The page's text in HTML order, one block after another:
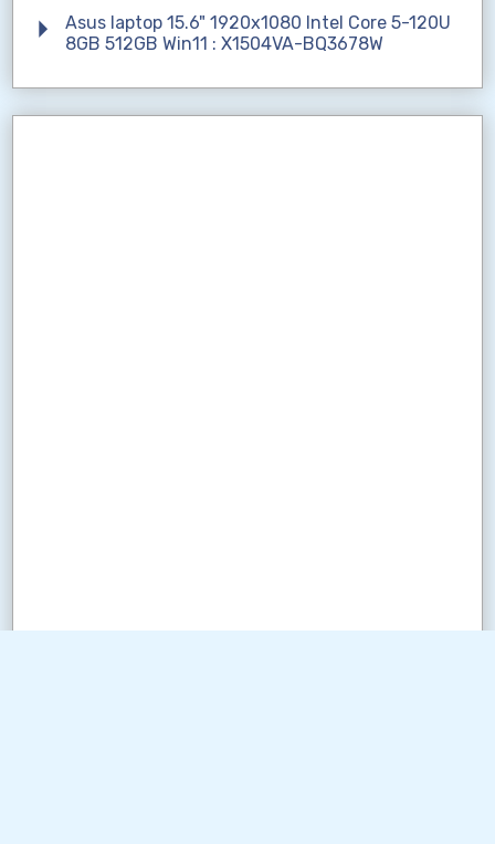
Asus laptop 15.6" 1920x1080 Intel Core 5-120U
8GB 512GB Win11 : X1504VA-BQ3678W